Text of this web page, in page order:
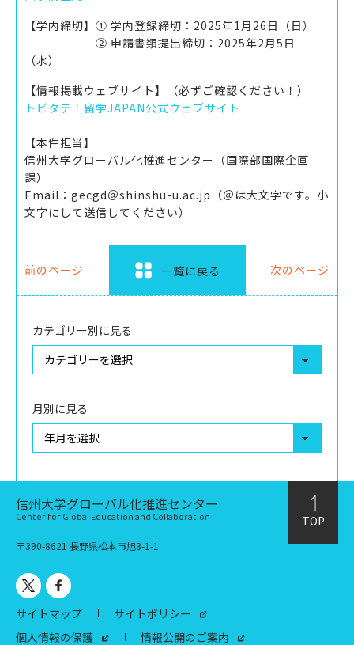
【学内締切】① 学内登録締切：2025年1月26日（日）
② 申請書類提出締切：2025年2月5日
（水）
【情報掲載ウェブサイト】（必ずご確認ください！）
トビタテ！留学JAPAN公式ウェブサイト
【本件担当】
信州大学グローバル化推進センター（国際部国際企画
課）
Email：gecgd＠shinshu-u.ac.jp（＠は大文字です。小
文字にして送信してください）
前のページ 一覧に戻る 次のページ
カテゴリー別に見る
月別に見る
TOP
信州大学グローバル化推進センター
Center for Global Education and Collaboration
〒390-8621 長野県松本市旭3-1-1
サイトマップ
サイトポリシー
個人情報の保護
情報公開のご案内